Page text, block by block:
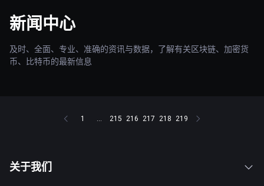
新闻中心
及时、全面、专业、准确的资讯与数据，了解有关区块链、加密货
币、比特币的最新信息
1 ... 215 216 217 218 219
关于我们